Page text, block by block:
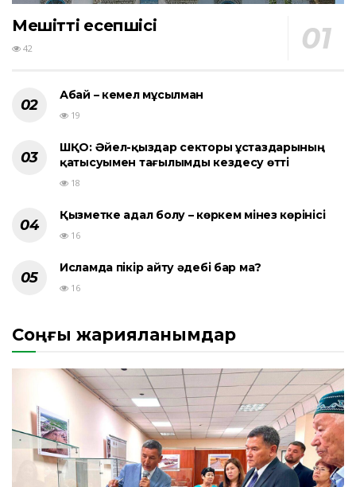
Мешіттің есепшісі
42
Абай – кемел мұсылман
19
ШҚО: Әйел-қыздар секторы ұстаздарының
қатысуымен тағылымды кездесу өтті
18
Қызметке адал болу – көркем мінез көрінісі
16
Исламда пікір айту әдебі бар ма?
16
Соңғы жарияланымдар